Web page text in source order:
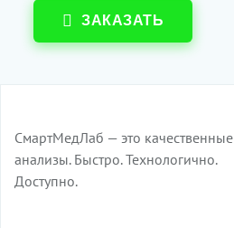
ЗАКАЗАТЬ
СмартМедЛаб — это качественные
анализы. Быстро. Технологично.
Доступно.